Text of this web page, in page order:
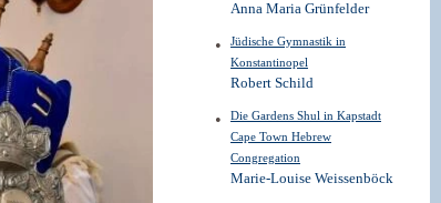
Anna Maria Grünfelder
Jüdische Gymnastik in
Konstantinopel
Robert Schild
Die Gardens Shul in Kapstadt
Cape Town Hebrew
Congregation
Marie-Louise Weissenböck